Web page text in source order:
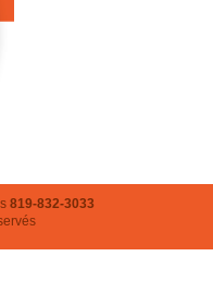
819-832-3033